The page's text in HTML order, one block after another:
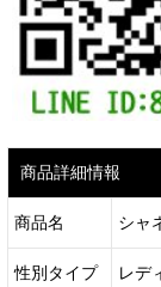
商品詳細情報
商品名 シャ
性別タイプ レデ